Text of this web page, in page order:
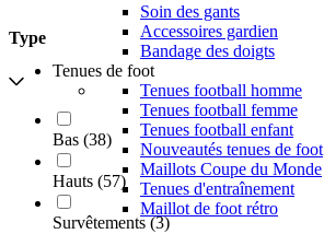
Soin des gants
Accessoires gardien
Bandage des doigts
Tenues de foot
Tenues football homme
Tenues football femme
Tenues football enfant
Nouveautés tenues de foot
Maillots Coupe du Monde
Tenues d'entraînement
Maillot de foot rétro
Type
Bas (38)
Hauts (57)
Survêtements (3)